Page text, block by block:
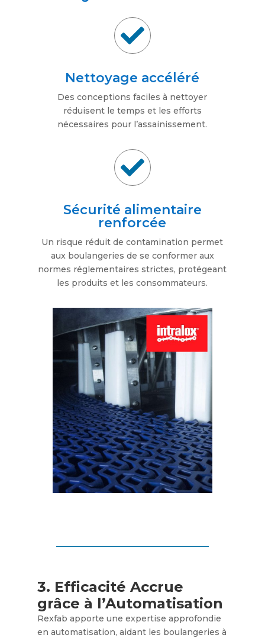

Nettoyage accéléré
Des conceptions faciles à nettoyer
réduisent le temps et les efforts
nécessaires pour l’assainissement.

Sécurité alimentaire
renforcée
Un risque réduit de contamination permet
aux boulangeries de se conformer aux
normes réglementaires strictes, protégeant
les produits et les consommateurs.
3. Efficacité Accrue
grâce à l’Automatisation
Rexfab apporte une expertise approfondie
en automatisation, aidant les boulangeries à